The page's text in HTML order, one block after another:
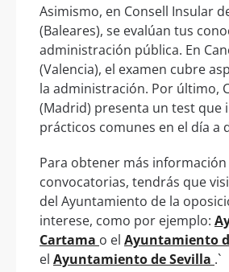
Asimismo, en Consell Insular
(Baleares), se evalúan tus
administración pública. En
(Valencia), el examen cubre
la administración. Por último,
(Madrid) presenta un test que
prácticos comunes en el día a
Para obtener más
convocatorias, tendrás que
del Ayuntamiento de la
interese, como por ejemplo:
Cartama o el Ayuntamiento
el Ayuntamiento de Sevilla .`